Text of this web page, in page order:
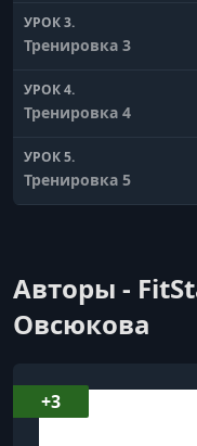
УРОК 3.
Тренировка 3
УРОК 4.
Тренировка 4
УРОК 5.
Тренировка 5
Авторы -
Овсюкова
+3